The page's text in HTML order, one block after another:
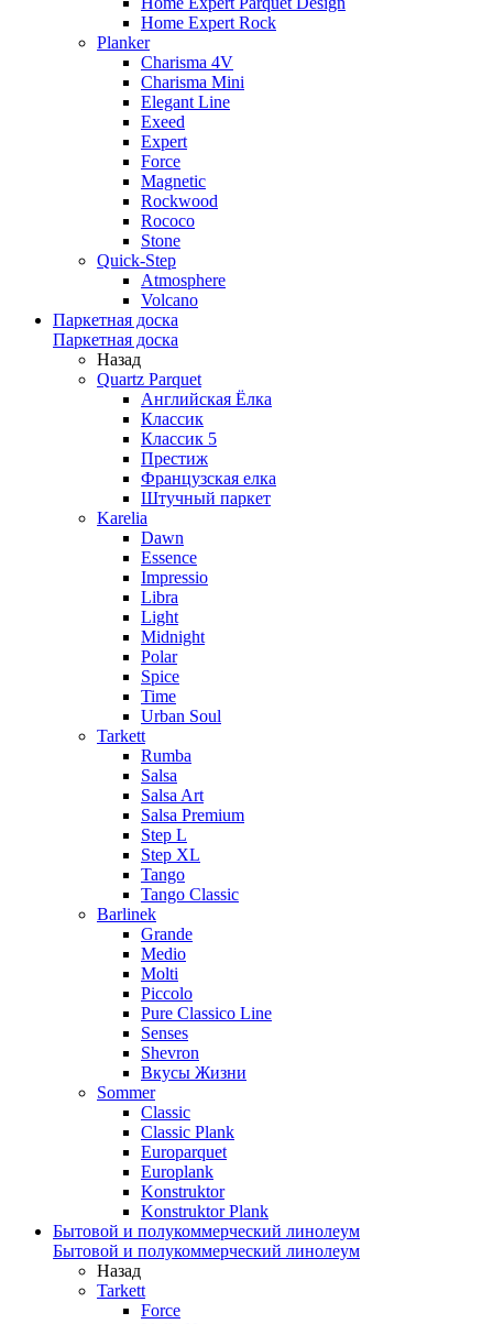
Home Expert Rock
Planker
Charisma 4V
Charisma Mini
Elegant Line
Exeed
Expert
Force
Magnetic
Rockwood
Rococo
Stone
Quick-Step
Atmosphere
Volcano
Паркетная доска
Паркетная доска
Назад
Quartz Parquet
Английская Ёлка
Классик
Классик 5
Престиж
Французская елка
Штучный паркет
Karelia
Dawn
Essence
Impressio
Libra
Light
Midnight
Polar
Spice
Time
Urban Soul
Tarkett
Rumba
Salsa
Salsa Art
Salsa Premium
Step L
Step XL
Tango
Tango Classic
Barlinek
Grande
Medio
Molti
Piccolo
Pure Classico Line
Senses
Shevron
Вкусы Жизни
Sommer
Classic
Classic Plank
Europarquet
Europlank
Konstruktor
Konstruktor Plank
Бытовой и полукоммерческий линолеум
Бытовой и полукоммерческий линолеум
Назад
Tarkett
Force